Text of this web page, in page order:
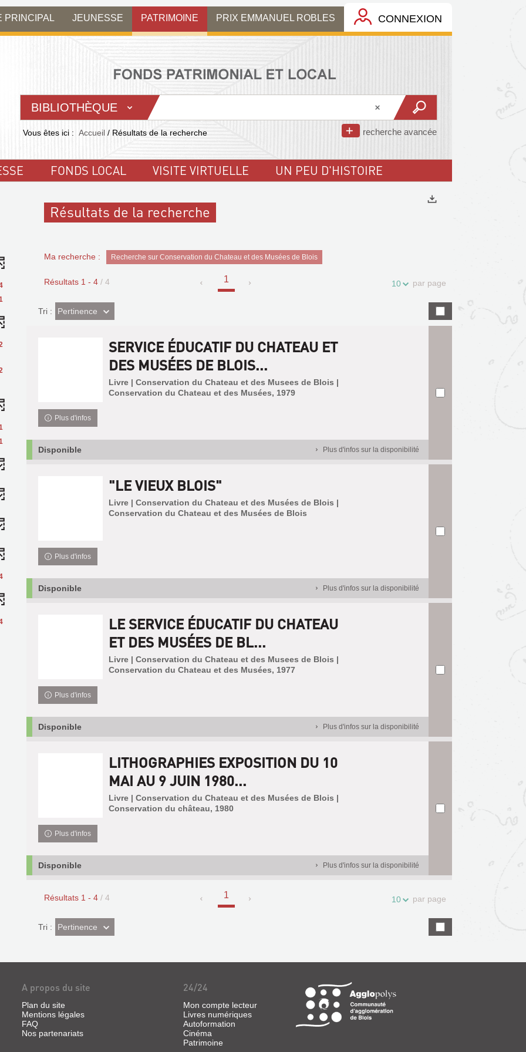
PRINCIPAL JEUNESSE PATRIMOINE PRIX EMMANUEL ROBLES CONNEXION
BIBLIOTHÈQUE
recherche avancée
Vous êtes ici : Accueil / Résultats de la recherche
FONDS LOCAL VISITE VIRTUELLE UN PEU D'HISTOIRE
Résultats de la recherche
Ma recherche : Recherche sur Conservation du Chateau et des Musées de Blois
Résultats 1 - 4 / 4 1 10 par page
Tri :(Effet
imédiat)
Pertinence
SERVICE ÉDUCATIF DU CHATEAU ET
DES MUSÉES DE BLOIS...
Livre | Conservation du Chateau et des Musees de Blois |
Conservation du Chateau et des Musées, 1979
Plus d'infos
Disponible Plus d'infos sur la disponibilité
"LE VIEUX BLOIS"
Livre | Conservation du Chateau et des Musées de Blois |
Conservation du Chateau et des Musées de Blois
Plus d'infos
Disponible Plus d'infos sur la disponibilité
LE SERVICE ÉDUCATIF DU CHATEAU
ET DES MUSÉES DE BL...
Livre | Conservation du Chateau et des Musees de Blois |
Conservation du Chateau et des Musées, 1977
Plus d'infos
Disponible Plus d'infos sur la disponibilité
LITHOGRAPHIES EXPOSITION DU 10
MAI AU 9 JUIN 1980...
Livre | Conservation du Chateau et des Musées de Blois |
Conservation du château, 1980
Plus d'infos
Disponible Plus d'infos sur la disponibilité
Résultats 1 - 4 / 4 1 10 par page
Tri :(Effet
imédiat)
Pertinence
A propos du site
Plan du site
Mentions légales
FAQ
Nos partenariats
24/24
Mon compte lecteur
Livres numériques
Autoformation
Cinéma
Patrimoine